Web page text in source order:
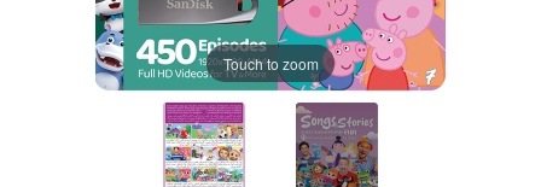
Touch to zoom